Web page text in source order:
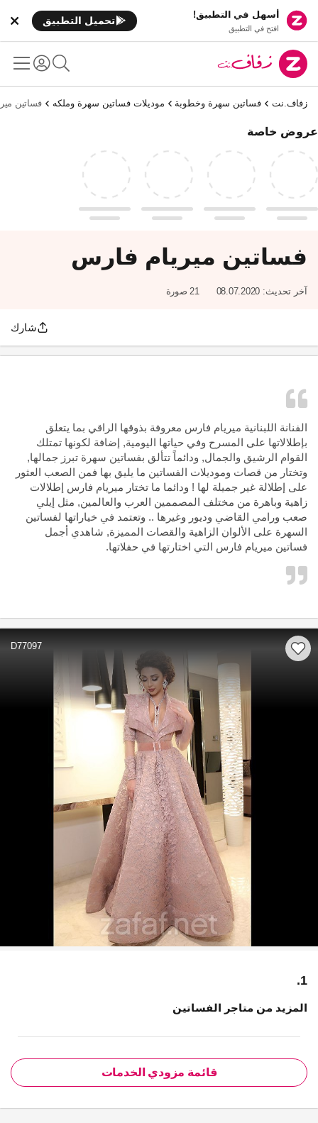
أسهل في التطبيق!
افتح في التطبيق
تحميل التطبيق
زفاف.نت فساتين سهرة وخطوبة موديلات فساتين سهرة وملكه فساتين
عروض خاصة
فساتين ميريام فارس
آخر تحديث: 21 صورة
شارك
الفنانة اللبنانية ميريام فارس معروفة بذوقها الراقي بما يتعلق
بإطلالاتها على المسرح وفي حياتها اليومية, إضافة لكونها تمتلك
القوام الرشيق والجمال, ودائماً تتألق بفساتين سهرة تبرز جمالها,
وتختار من قصات وموديلات الفساتين ما يليق بها فمن الصعب العثور
على إطلالة غير جميلة لها ! ودائما ما تختار ميريام فارس إطلالات
زاهية وباهرة من مختلف المصممين العرب والعالمين, مثل إيلي
صعب ورامي القاضي وديور وغيرها .. وتعتمد في خياراتها لفساتين
السهرة على الألوان الزاهية والقصات المميزة, شاهدي أجمل
فساتين ميريام فارس التي اختارتها في حفلاتها.
D77097
1.
المزيد من متاجر الفساتين
قائمة مزودي الخدمات